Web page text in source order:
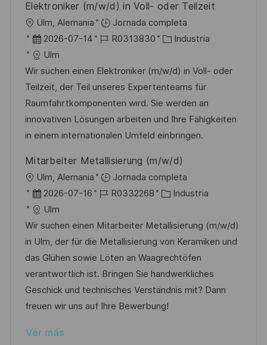
l
i
c
a
c
i
ó
n
Elektroniker (m/w/d) in Voll- oder Teilzeit
U
b
c
a
c
i
ó
Ulm, Alemania
Jornada completa
F
e
c
h
a
d
e
u
b
l
c
a
c
i
ó
n
2026-07-14
I
d
e
e
m
p
e
o
R0313830
C
t
e
g
o
r
a
Industria
Ulm
Wir suchen einen Elektroniker (m/w/d) in Voll- oder
Teilzeit, der Teil unseres Expertenteams für
Raumfahrtkomponenten wird. Sie werden an
innovativen Lösungen arbeiten und Ihre Fähigkeiten
in einem internationalen Umfeld einbringen.
Mitarbeiter Metallisierung (m/w/d)
U
b
c
a
c
i
ó
n
Ulm, Alemania
Jornada completa
F
e
c
h
a
d
e
p
b
2026-07-16
I
d
e
e
m
p
R0332268
C
t
e
g
o
r
í
Industria
Ulm
Wir suchen einen Mitarbeiter Metallisierung (m/w/d)
in Ulm, der für die Metallisierung von Keramiken und
das Glühen sowie Löten an Waagrechtöfen
verantwortlich ist. Bringen Sie handwerkliches
Geschick und technisches Verständnis mit? Dann
freuen wir uns auf Ihre Bewerbung!
Ver más